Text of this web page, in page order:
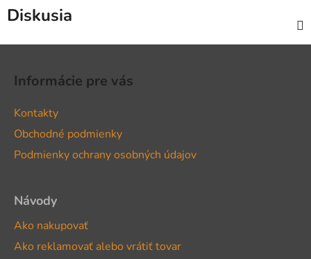
Diskusia
Informácie pre vás
Kontakty
Obchodné podmienky
Podmienky ochrany osobných údajov
Návody
Ako nakupovať
Ako reklamovať alebo vrátiť tovar